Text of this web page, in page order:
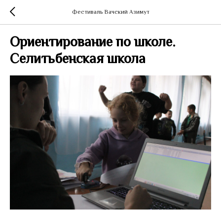
Фестиваль Вачский Азимут
Ориентирование по школе.
Селитьбенская школа